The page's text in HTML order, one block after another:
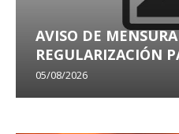
AVISO DE
REGULARIZACIÓN
05/08/2026